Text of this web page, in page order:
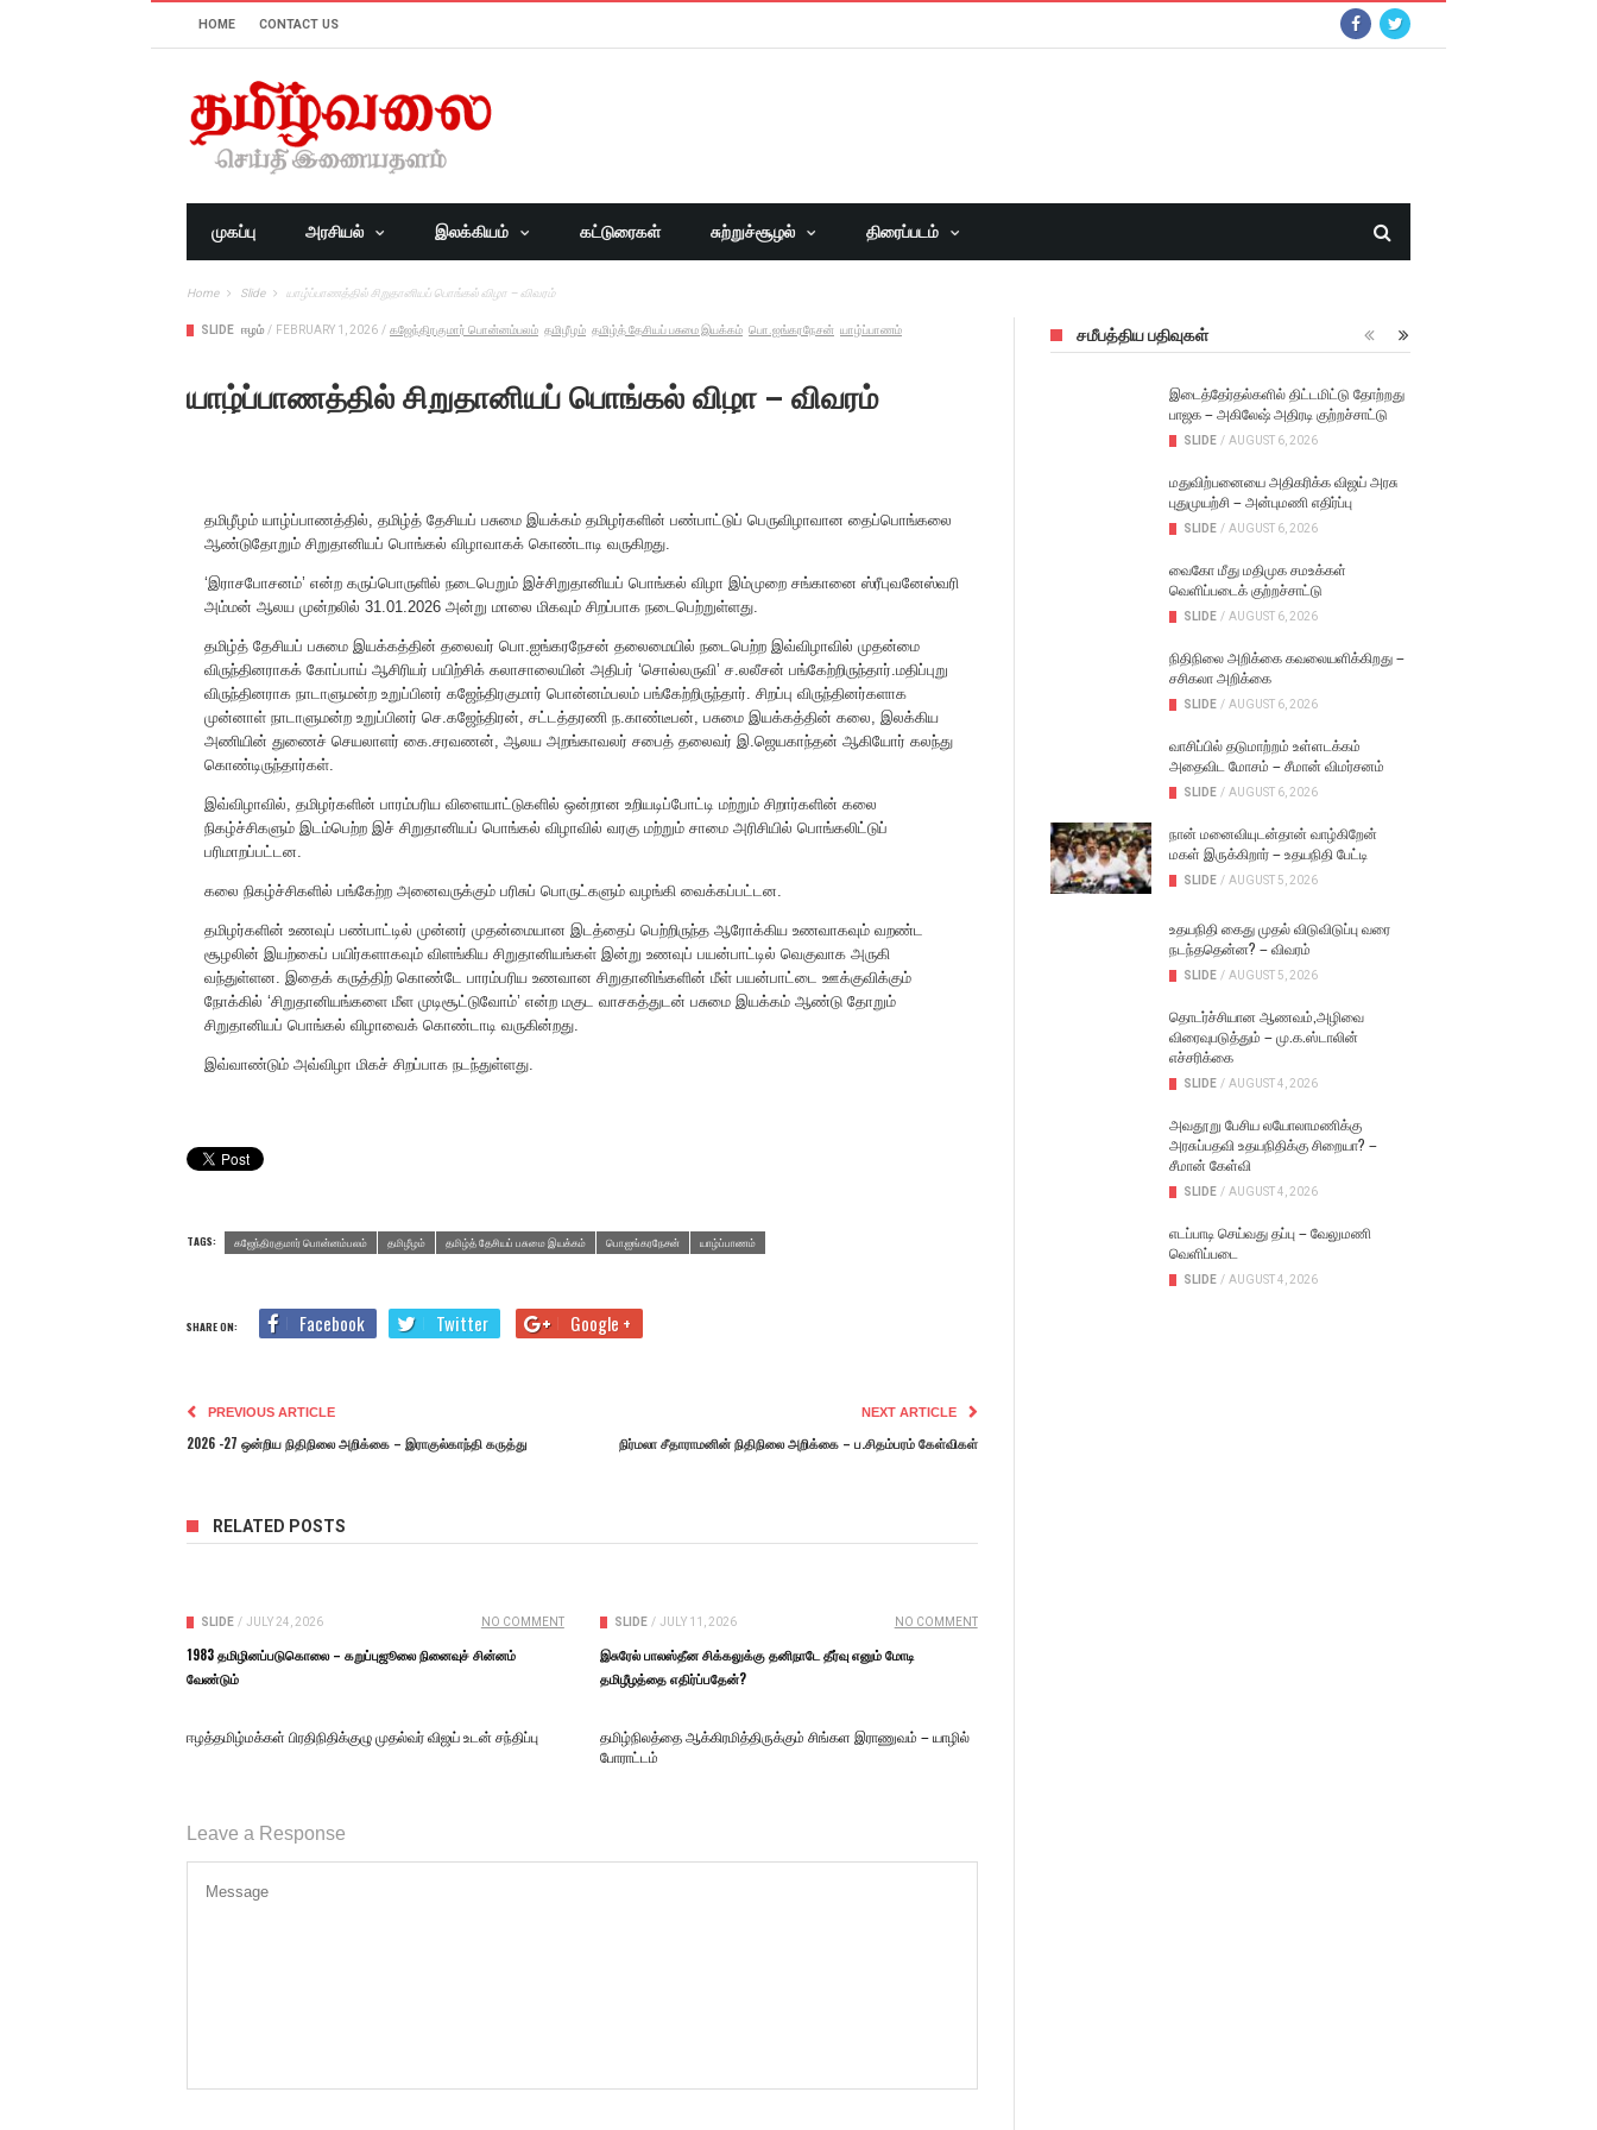
HOME CONTACT US
முகப்பு அரசியல் இலக்கியம் கட்டுரைகள் சுற்றுச்சூழல் திரைப்படம்
Home Slide யாழ்ப்பாணத்தில் சிறுதானியப் பொங்கல் விழா – விவரம்
SLIDE ஈழம் / FEBRUARY 1, 2026 / கஜேந்திரகுமார் பொன்னம்பலம் தமிழீழம் தமிழ்த் தேசியப் பசுமை இயக்கம் பொ.ஐங்கரநேசன் யாழ்ப்பாணம்
யாழ்ப்பாணத்தில் சிறுதானியப் பொங்கல் விழா – விவரம்
தமிழீழம் யாழ்ப்பாணத்தில், தமிழ்த் தேசியப் பசுமை இயக்கம் தமிழர்களின் பண்பாட்டுப் பெருவிழாவான தைப்பொங்கலை
ஆண்டுதோறும் சிறுதானியப் பொங்கல் விழாவாகக் கொண்டாடி வருகிறது.
‘இராசபோசனம்’ என்ற கருப்பொருளில் நடைபெறும் இச்சிறுதானியப் பொங்கல் விழா இம்முறை சங்கானை ஸ்ரீபுவனேஸ்வரி
அம்மன் ஆலய முன்றலில் 31.01.2026 அன்று மாலை மிகவும் சிறப்பாக நடைபெற்றுள்ளது.
தமிழ்த் தேசியப் பசுமை இயக்கத்தின் தலைவர் பொ.ஐங்கரநேசன் தலைமையில் நடைபெற்ற இவ்விழாவில் முதன்மை
விருந்தினராகக் கோப்பாய் ஆசிரியர் பயிற்சிக் கலாசாலையின் அதிபர் ‘சொல்லருவி’ ச.லலீசன் பங்கேற்றிருந்தார்.மதிப்புறு
விருந்தினராக நாடாளுமன்ற உறுப்பினர் கஜேந்திரகுமார் பொன்னம்பலம் பங்கேற்றிருந்தார். சிறப்பு விருந்தினர்களாக
முன்னாள் நாடாளுமன்ற உறுப்பினர் செ.கஜேந்திரன், சட்டத்தரணி ந.காண்டீபன், பசுமை இயக்கத்தின் கலை, இலக்கிய
அணியின் துணைச் செயலாளர் கை.சரவணன், ஆலய அறங்காவலர் சபைத் தலைவர் இ.ஜெயகாந்தன் ஆகியோர் கலந்து
கொண்டிருந்தார்கள்.
இவ்விழாவில், தமிழர்களின் பாரம்பரிய விளையாட்டுகளில் ஒன்றான உறியடிப்போட்டி மற்றும் சிறார்களின் கலை
நிகழ்ச்சிகளும் இடம்பெற்ற இச் சிறுதானியப் பொங்கல் விழாவில் வரகு மற்றும் சாமை அரிசியில் பொங்கலிட்டுப்
பரிமாறப்பட்டன.
கலை நிகழ்ச்சிகளில் பங்கேற்ற அனைவருக்கும் பரிசுப் பொருட்களும் வழங்கி வைக்கப்பட்டன.
தமிழர்களின் உணவுப் பண்பாட்டில் முன்னர் முதன்மையான இடத்தைப் பெற்றிருந்த ஆரோக்கிய உணவாகவும் வறண்ட
சூழலின் இயற்கைப் பயிர்களாகவும் விளங்கிய சிறுதானியங்கள் இன்று உணவுப் பயன்பாட்டில் வெகுவாக அருகி
வந்துள்ளன. இதைக் கருத்திற் கொண்டே பாரம்பரிய உணவான சிறுதானிங்களின் மீள் பயன்பாட்டை ஊக்குவிக்கும்
நோக்கில் ‘சிறுதானியங்களை மீள முடிசூட்டுவோம்’ என்ற மகுட வாசகத்துடன் பசுமை இயக்கம் ஆண்டு தோறும்
சிறுதானியப் பொங்கல் விழாவைக் கொண்டாடி வருகின்றது.
இவ்வாண்டும் அவ்விழா மிகச் சிறப்பாக நடந்துள்ளது.
TAGS: கஜேந்திரகுமார் பொன்னம்பலம் தமிழீழம் தமிழ்த் தேசியப் பசுமை இயக்கம் பொ.ஐங்கரநேசன் யாழ்ப்பாணம்
SHARE ON: Facebook Twitter Google +
PREVIOUS ARTICLE
2026 -27 ஒன்றிய நிதிநிலை அறிக்கை – இராகுல்காந்தி கருத்து
NEXT ARTICLE
நிர்மலா சீதாராமனின் நிதிநிலை அறிக்கை – ப.சிதம்பரம் கேள்விகள்
RELATED POSTS
SLIDE / JULY 24, 2026 NO COMMENT
1983 தமிழினப்படுகொலை – கறுப்புஜூலை நினைவுச் சின்னம்
வேண்டும்
SLIDE / JULY 11, 2026 NO COMMENT
இசுரேல் பாலஸ்தீன சிக்கலுக்கு தனிநாடே தீர்வு எனும் மோடி
தமிழீழத்தை எதிர்ப்பதேன்?
ஈழத்தமிழ்மக்கள் பிரதிநிதிக்குழு முதல்வர் விஜய் உடன் சந்திப்பு
தமிழ்நிலத்தை ஆக்கிரமித்திருக்கும் சிங்கள இராணுவம் – யாழில்
போராட்டம்
Leave a Response
சமீபத்திய பதிவுகள்
இடைத்தேர்தல்களில் திட்டமிட்டு தோற்றது
பாஜக – அகிலேஷ் அதிரடி குற்றச்சாட்டு
SLIDE / AUGUST 6, 2026
மதுவிற்பனையை அதிகரிக்க விஜய் அரசு
புதுமுயற்சி – அன்புமணி எதிர்ப்பு
SLIDE / AUGUST 6, 2026
வைகோ மீது மதிமுக சமஉக்கள்
வெளிப்படைக் குற்றச்சாட்டு
SLIDE / AUGUST 6, 2026
நிதிநிலை அறிக்கை கவலையளிக்கிறது –
சசிகலா அறிக்கை
SLIDE / AUGUST 6, 2026
வாசிப்பில் தடுமாற்றம் உள்ளடக்கம்
அதைவிட மோசம் – சீமான் விமர்சனம்
SLIDE / AUGUST 6, 2026
நான் மனைவியுடன்தான் வாழ்கிறேன்
மகள் இருக்கிறார் – உதயநிதி பேட்டி
SLIDE / AUGUST 5, 2026
உதயநிதி கைது முதல் விடுவிடுப்பு வரை
நடந்ததென்ன? – விவரம்
SLIDE / AUGUST 5, 2026
தொடர்ச்சியான ஆணவம்,அழிவை
விரைவுபடுத்தும் – மு.க.ஸ்டாலின்
எச்சரிக்கை
SLIDE / AUGUST 4, 2026
அவதூறு பேசிய லயோலாமணிக்கு
அரசுப்பதவி உதயநிதிக்கு சிறையா? –
சீமான் கேள்வி
SLIDE / AUGUST 4, 2026
எடப்பாடி செய்வது தப்பு – வேலுமணி
வெளிப்படை
SLIDE / AUGUST 4, 2026